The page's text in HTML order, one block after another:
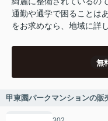
通勤や通学で困ることは
をお求めなら、地域に詳
無
甲東園パークマンションの販